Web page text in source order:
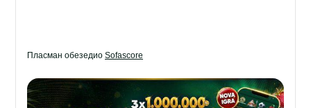
Пласман обезедио Sofascore